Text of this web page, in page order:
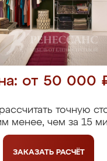
от 50 000
точную
менее, чем за 15
ЗАКАЗАТЬ РАСЧЁТ